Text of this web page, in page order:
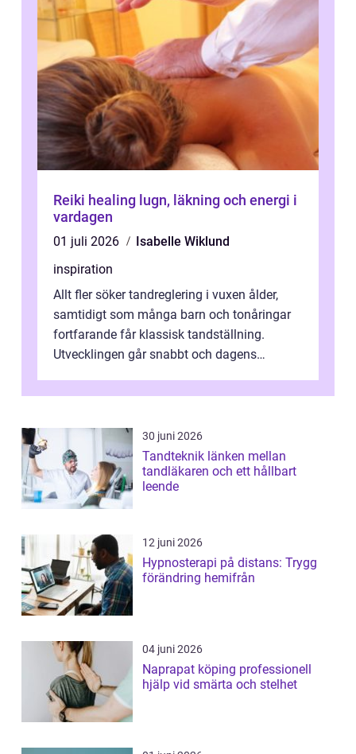
Reiki healing lugn, läkning och energi i
vardagen
01 juli 2026
Isabelle Wiklund
inspiration
Allt fler söker tandreglering i vuxen ålder,
samtidigt som många barn och tonåringar
fortfarande får klassisk tandställning.
Utvecklingen går snabbt och dagens
30 juni 2026
Tandteknik länken mellan
tandläkaren och ett hållbart
leende
12 juni 2026
Hypnosterapi på distans: Trygg
förändring hemifrån
04 juni 2026
Naprapat köping professionell
hjälp vid smärta och stelhet